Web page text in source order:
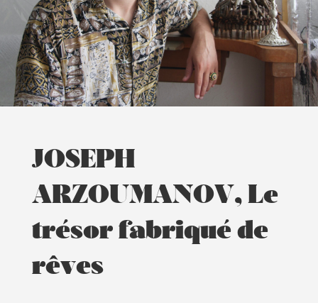
JOSEPH
ARZOUMANOV, Le
trésor fabriqué de
rêves